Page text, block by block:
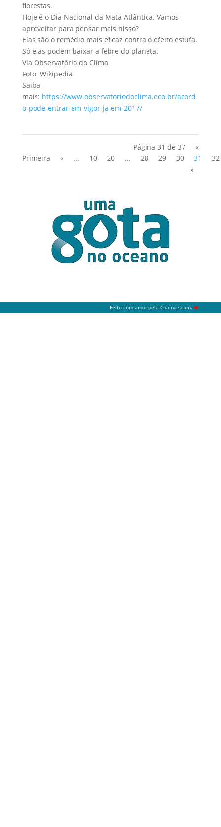
florestas.
Hoje é o Dia Nacional da Mata Atlântica. Vamos
aproveitar para pensar mais nisso?
Elas são o remédio mais eficaz contra o efeito estufa.
Só elas podem baixar a febre do planeta.
Via Observatório do Clima
Foto: Wikipedia
Saiba
mais: https://www.observatoriodoclima.eco.br/acord
o-pode-entrar-em-vigor-ja-em-2017/
Página 31 de 37
«
Primeira
« ... 10 20 ... 28 29 30 31
32
»
Feito com amor pelaChama7.com.❤️